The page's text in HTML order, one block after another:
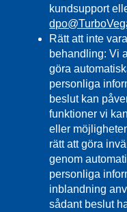
kundsupport
Rätt att inte
behandling: Vi
göra
personliga
beslut kan
funktioner vi
eller
rätt att göra
genom
personliga
inblandning
sådant beslut